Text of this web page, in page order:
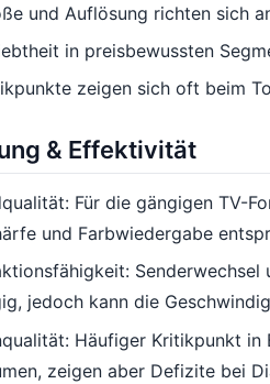
und Auflösung richten sich
in preisbewussten
zeigen sich oft beim
& Effektivität
Für die gängigen TV-
und Farbwiedergabe
jedoch kann die
Häufiger Kritikpunkt in
zeigen aber Defizite bei